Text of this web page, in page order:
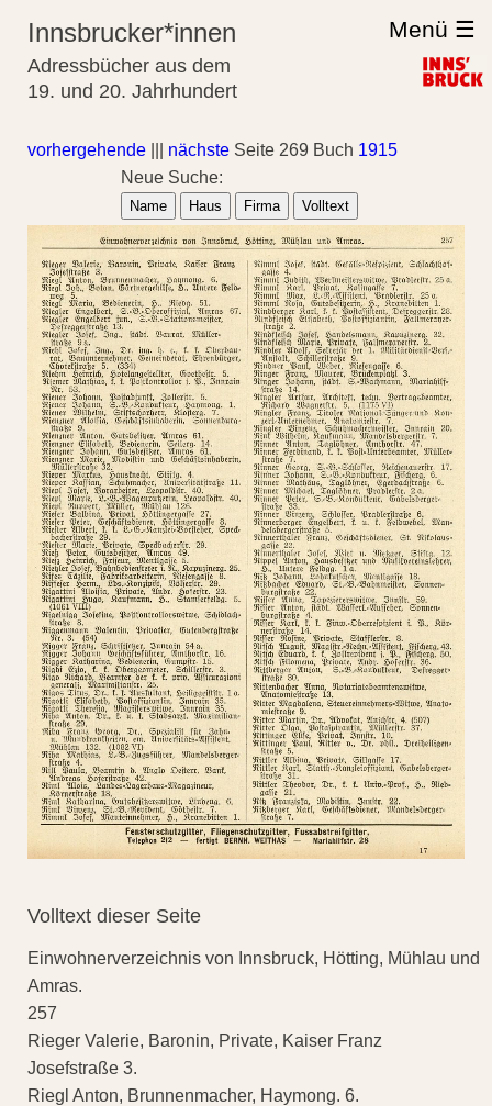
Innsbrucker*innen
Adressbücher aus dem
19. und 20. Jahrhundert
Menü ☰
vorhergehende nächste Seite 269 Buch 1915
Neue Suche:
Name Haus Firma Volltext
Volltext dieser Seite
Einwohnerverzeichnis von Innsbruck, Hötting, Mühlau und
Amras.
257
Rieger Valerie, Baronin, Private, Kaiser Franz
Josefstraße 3.
Riegl Anton, Brunnenmacher, Haymong. 6.